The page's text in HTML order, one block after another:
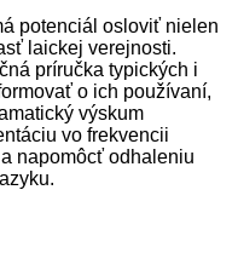
potenciál osloviť nielen
laickej verejnosti.
príručka typických i
o ich používaní,
výskum
vo frekvencii
napomôcť odhaleniu